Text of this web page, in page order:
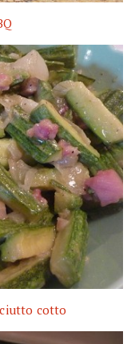
cotto